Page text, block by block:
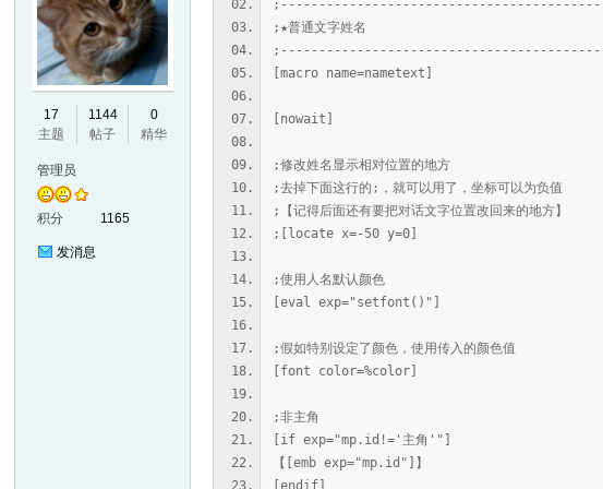
17
主题
1144
帖子
0
精华
管理员
积分 1165
发消息
;★普通文字姓名
[macro name=nametext]
[nowait]
;修改姓名显示相对位置的地方
;去掉下面这行的;，就可以用了，坐标可以为负值
;【记得后面还有要把对话文字位置改回来的地方】
;[locate x=-50 y=0]
;使用人名默认颜色
[eval exp="setfont()"]
;假如特别设定了颜色，使用传入的颜色值
[font color=%color]
;非主角
[if exp="mp.id!='主角'"]
【[emb exp="mp.id"]】
[endif]